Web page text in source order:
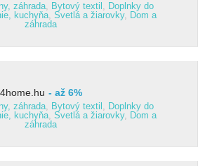
záhrada, Bytový textil , Doplnky do
kuchyňa, Svetlá a žiarovky, Dom a
záhrada
4home.hu až 6%
záhrada, Bytový textil , Doplnky do
kuchyňa, Svetlá a žiarovky, Dom a
záhrada